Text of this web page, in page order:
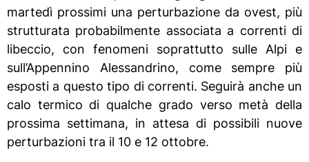
martedì prossimi una perturbazione da ovest, più
strutturata probabilmente associata a correnti di
libeccio, con fenomeni soprattutto sulle Alpi e
sull’Appennino Alessandrino, come sempre più
esposti a questo tipo di correnti. Seguirà anche un
calo termico di qualche grado verso metà della
prossima settimana, in attesa di possibili nuove
perturbazioni tra il 10 e 12 ottobre.